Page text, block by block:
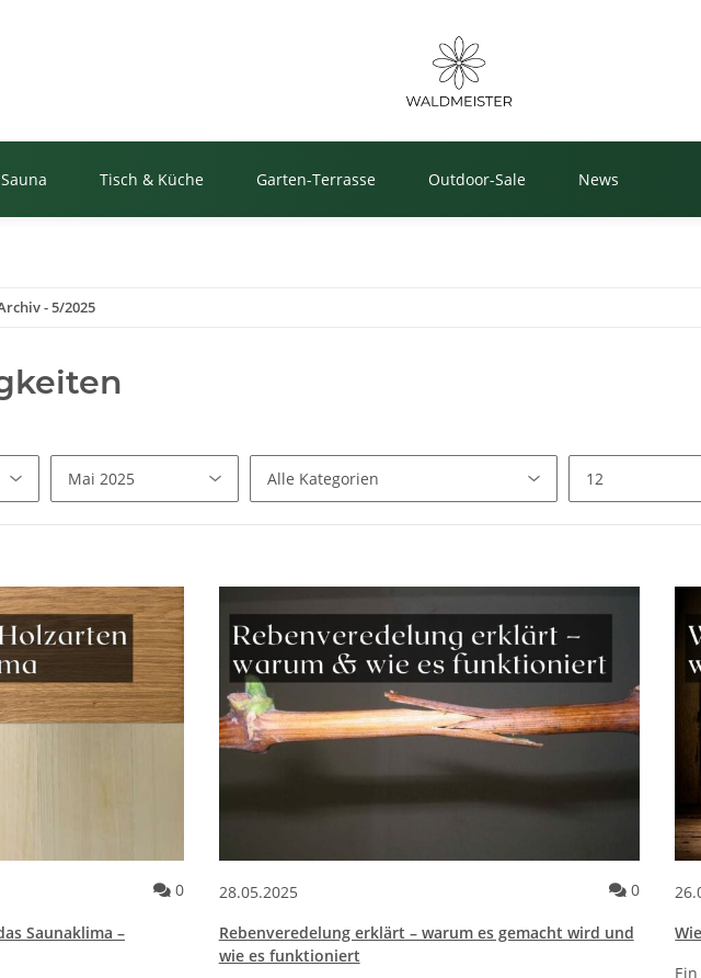
Sauna Tisch & Küche Garten-Terrasse Outdoor-Sale News
- 5/2025
0Kommentare zum Artikel Der Einfluss von Holzarten auf das
Saunaklima –
28.05.2025 0
Rebenveredelung erklärt – warum es gemacht wird und
wie es funktioniert